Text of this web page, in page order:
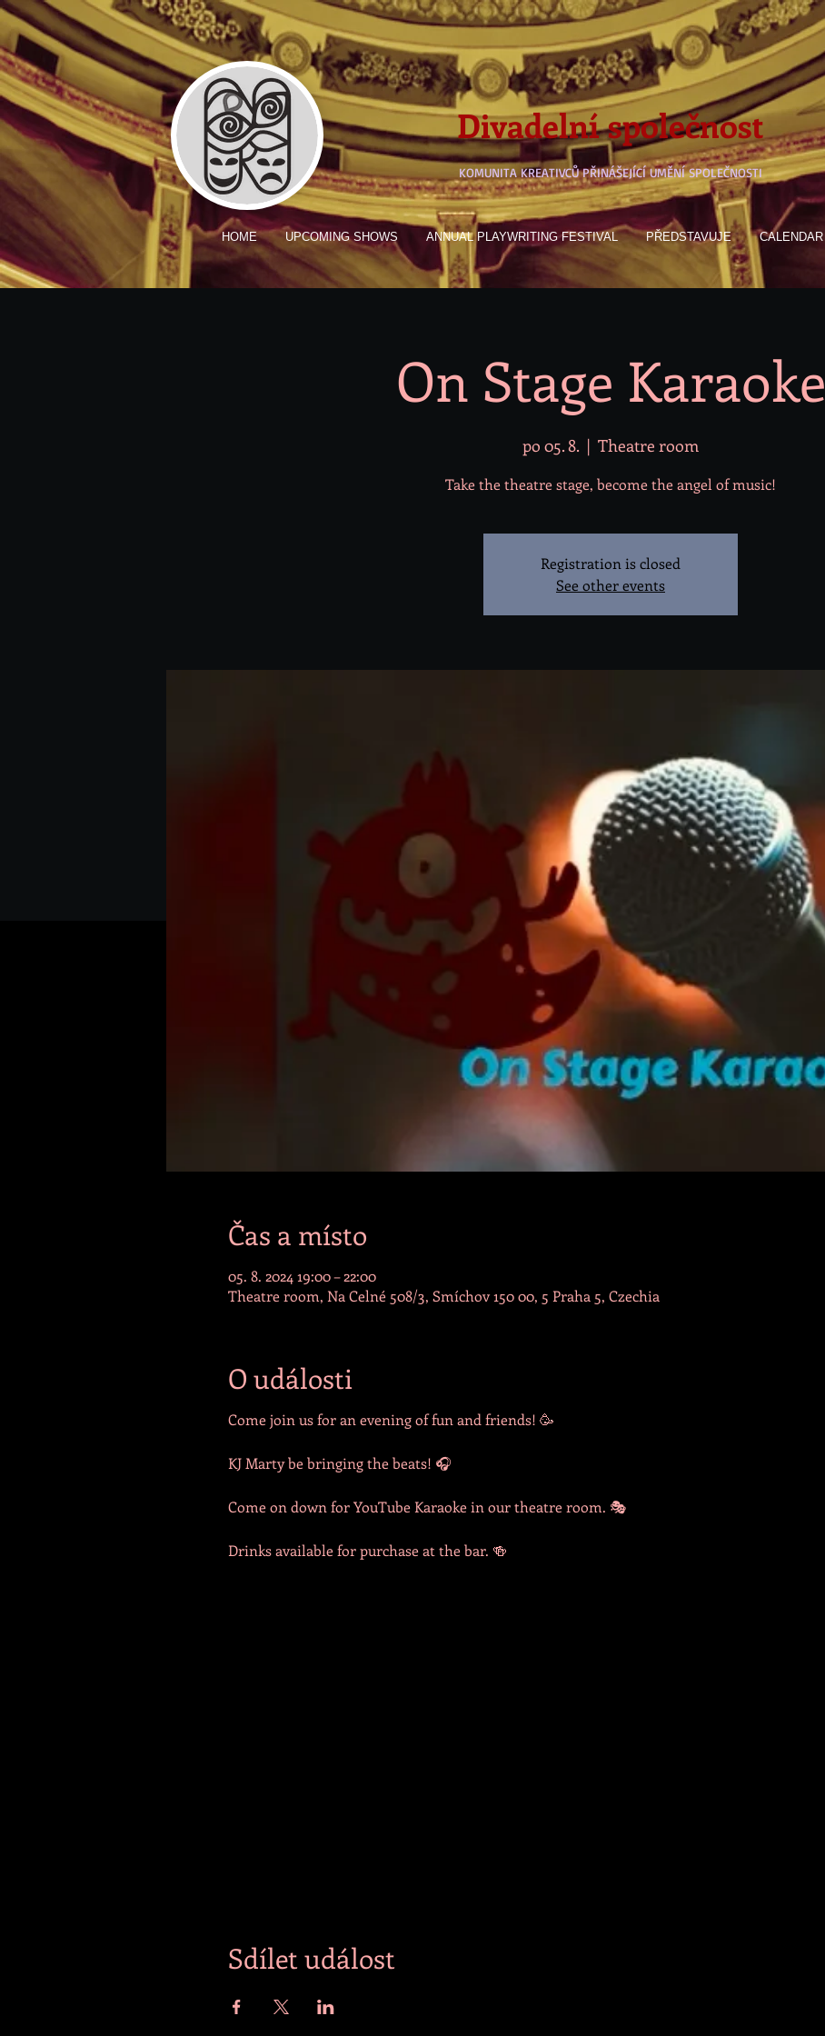
Divadelní společnost
KOMUNITA KREATIVCŮ PŘINÁŠEJÍCÍ UMĚNÍ SPOLEČNOSTI
HOME UPCOMING SHOWS ANNUAL PLAYWRITING FESTIVAL PŘEDSTAVUJE CALENDAR
On Stage Karaoke
po 05. 8.
  |
Theatre room
Take the theatre stage, become the angel of music!
Registration is closed
See other events
Čas a místo
05. 8. 2024 19:00 – 22:00
Theatre room, Na Celné 508/3, Smíchov 150 00, 5 Praha 5, Czechia
O události
Come join us for an evening of fun and friends! 🥳
KJ Marty be bringing the beats! 🎧
Come on down for YouTube Karaoke in our theatre room. 🎭
Drinks available for purchase at the bar. 🍻
Sdílet událost